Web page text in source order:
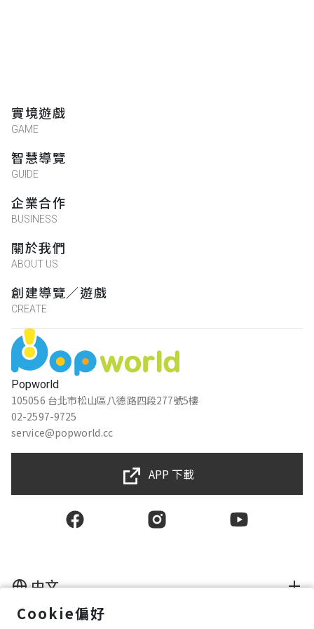
Popworld
105056 台北市松山區八德路四段277號5樓
02-2597-9725
service@popworld.cc
實境遊戲
GAME
智慧導覽
GUIDE
企業合作
BUSINESS
關於我們
ABOUT US
創建導覽／遊戲
CREATE
APP 下載
中文
Cookie偏好